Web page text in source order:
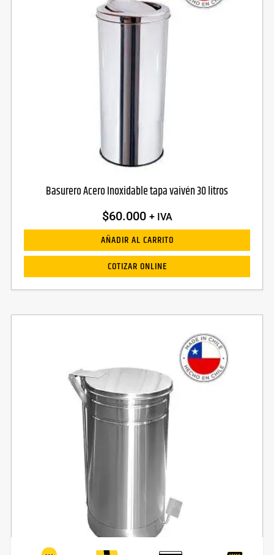
Basurero Acero Inoxidable tapa vaivén 30 litros
$60.000 + IVA
AÑADIR AL CARRITO
COTIZAR ONLINE